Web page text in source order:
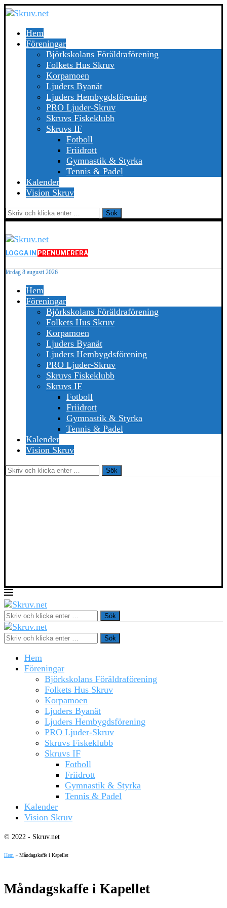
Hem
Föreningar
Björkskolans Föräldraförening
Folkets Hus Skruv
Korpamoen
Ljuders Byanät
Ljuders Hembygdsförening
PRO Ljuder-Skruv
Skruvs Fiskeklubb
Skruvs IF
Fotboll
Friidrott
Gymnastik & Styrka
Tennis & Padel
Kalender
Vision Skruv
Sök
LOGGA IN PRENUMERERA
lördag 8 augusti 2026
Hem
Föreningar
Björkskolans Föräldraförening
Folkets Hus Skruv
Korpamoen
Ljuders Byanät
Ljuders Hembygdsförening
PRO Ljuder-Skruv
Skruvs Fiskeklubb
Skruvs IF
Fotboll
Friidrott
Gymnastik & Styrka
Tennis & Padel
Kalender
Vision Skruv
Sök
Sök
Sök
Hem
Föreningar
Björkskolans Föräldraförening
Folkets Hus Skruv
Korpamoen
Ljuders Byanät
Ljuders Hembygdsförening
PRO Ljuder-Skruv
Skruvs Fiskeklubb
Skruvs IF
Fotboll
Friidrott
Gymnastik & Styrka
Tennis & Padel
Kalender
Vision Skruv
© 2022 - Skruv.net
Hem » Måndagskaffe i Kapellet
Måndagskaffe i Kapellet